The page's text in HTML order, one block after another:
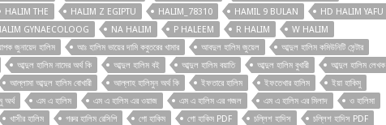
HALIM THE HALIM Z EGIPTU HALIM_78310 HAMIL 9 BULAN
HD HALIM YAFU
GYNAECOLOOG NA HALIM P HALEEM R HALIM
W HALIM
জুনায়েদ হালিম আঃ হালিম ভায়ের দামি কবুতরের খামার আবদুল হালিম জুয়েল
আব্দুল হালিম কমিউনিটি সেন্টার
আব্দুল হালিম নামের অর্থ কি আব্দুল হালিম বই আব্দুল হালিম বয়াতি আব্দুল হালিম বুখারী
আব্দুল হালিম লেখক
আল্লামা আব্দুল হালিম বোখারী আল্লাহ হালিমুন অর্থ কি ইফতারে হালিম ইফতেখার হালিম
ইয়া হাকিমু
অর্থ এম এ হালিম এম এ হালিম এর ওয়াজ এম এ হালিম এর গজল এম এ হালিম এর মিলাদ
ও হালিমা
খাসীর হালিম গরুর হালিম রেসিপি গো হাকিম গো হাকিম PDF চল্লিশ হাদিস
চল্লিশ হাদিস PDF